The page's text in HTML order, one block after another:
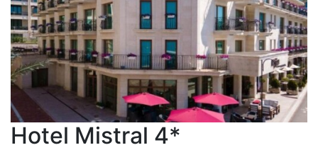
Hotel Mistral 4*